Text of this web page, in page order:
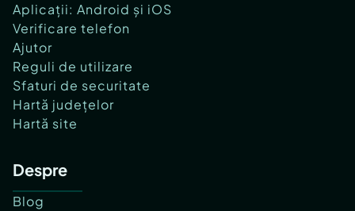
Aplicații: Android și iOS
Verificare telefon
Ajutor
Reguli de utilizare
Sfaturi de securitate
Hartă județelor
Hartă site
Despre
Blog